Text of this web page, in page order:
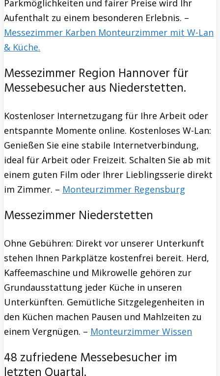
Parkmöglichkeiten und fairer Preise wird Ihr
Aufenthalt zu einem besonderen Erlebnis. –
Messezimmer Karben Monteurzimmer mit W-Lan
& Küche.
Messezimmer Region Hannover für
Messebesucher aus Niederstetten.
Kostenloser Internetzugang für Ihre Arbeit oder
entspannte Momente online. Kostenloses W-Lan:
Genießen Sie eine stabile Internetverbindung,
ideal für Arbeit oder Freizeit. Schalten Sie ab mit
einem guten Film oder Ihrer Lieblingsserie direkt
im Zimmer. – Monteurzimmer Regensburg
Messezimmer Niederstetten
Ohne Gebühren: Direkt vor unserer Unterkunft
stehen Ihnen Parkplätze kostenfrei bereit. Herd,
Kaffeemaschine und Mikrowelle gehören zur
Grundausstattung jeder Küche in unseren
Unterkünften. Gemütliche Sitzgelegenheiten in
den Küchen machen Pausen und Mahlzeiten zu
einem Vergnügen. – Monteurzimmer Wissen
48 zufriedene Messebesucher im